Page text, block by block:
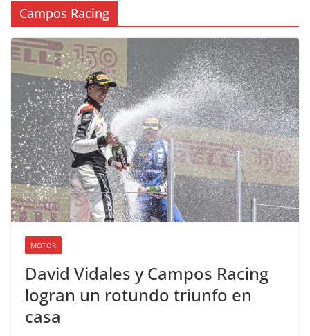
Campos Racing
MOTOR
David Vidales y Campos Racing
logran un rotundo triunfo en
casa